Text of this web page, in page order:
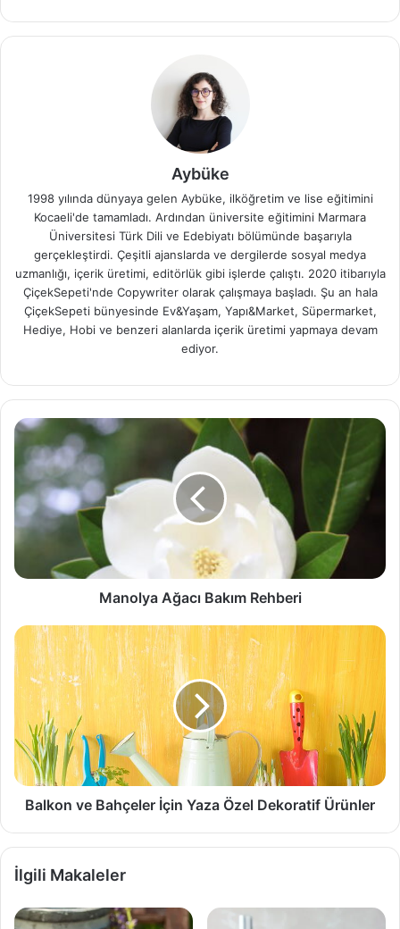
Aybüke
1998 yılında dünyaya gelen Aybüke, ilköğretim ve lise eğitimini
Kocaeli'de tamamladı. Ardından üniversite eğitimini Marmara
Üniversitesi Türk Dili ve Edebiyatı bölümünde başarıyla
gerçekleştirdi. Çeşitli ajanslarda ve dergilerde sosyal medya
uzmanlığı, içerik üretimi, editörlük gibi işlerde çalıştı. 2020 itibarıyla
ÇiçekSepeti'nde Copywriter olarak çalışmaya başladı. Şu an hala
ÇiçekSepeti bünyesinde Ev&Yaşam, Yapı&Market, Süpermarket,
Hediye, Hobi ve benzeri alanlarda içerik üretimi yapmaya devam
ediyor.
Manolya
Ağacı
Bakım
Rehberi
Manolya Ağacı Bakım Rehberi
Balkon
ve
Bahçeler
İçin
Yaza
Özel
Dekoratif
Ürünler
Balkon ve Bahçeler İçin Yaza Özel Dekoratif Ürünler
İlgili Makaleler